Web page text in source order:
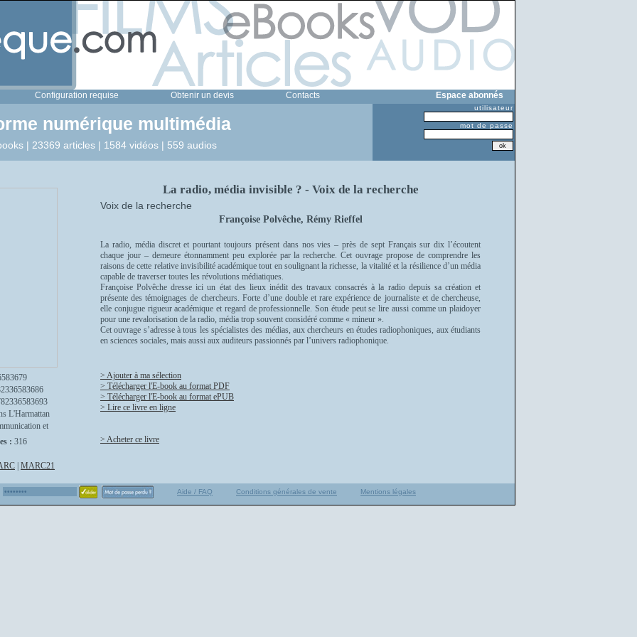
Configuration requise Obtenir un devis Contacts Espace abonnés
numérique multimédia
| 23369 articles | 1584 vidéos | 559 audios
utilisateur
mot de passe
L'Harmattan
et
: 316
MARC21
La radio, média invisible ? - Voix de la recherche
Voix de la recherche
Françoise Polvêche, Rémy Rieffel
La radio, média discret et pourtant toujours présent dans nos vies – près de sept Français sur dix l’écoutent
chaque jour – demeure étonnamment peu explorée par la recherche. Cet ouvrage propose de comprendre les
raisons de cette relative invisibilité académique tout en soulignant la richesse, la vitalité et la résilience d’un média
capable de traverser toutes les révolutions médiatiques.
Françoise Polvêche dresse ici un état des lieux inédit des travaux consacrés à la radio depuis sa création et
présente des témoignages de chercheurs. Forte d’une double et rare expérience de journaliste et de chercheuse,
elle conjugue rigueur académique et regard de professionnelle. Son étude peut se lire aussi comme un plaidoyer
pour une revalorisation de la radio, média trop souvent considéré comme « mineur ».
Cet ouvrage s’adresse à tous les spécialistes des médias, aux chercheurs en études radiophoniques, aux étudiants
en sciences sociales, mais aussi aux auditeurs passionnés par l’univers radiophonique.
> Ajouter à ma sélection
> Télécharger l'E-book au format PDF
> Télécharger l'E-book au format ePUB
> Lire ce livre en ligne
> Acheter ce livre
Aide / FAQ Conditions générales de vente Mentions légales